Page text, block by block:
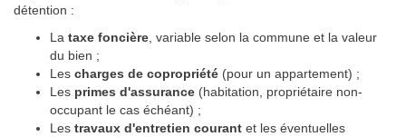
détention :
La taxe foncière , variable selon la commune et la valeur
du bien ;
Les charges de copropriété (pour un appartement) ;
Les primes d'assurance (habitation, propriétaire non-
occupant le cas échéant) ;
Les travaux d'entretien courant et les éventuelles